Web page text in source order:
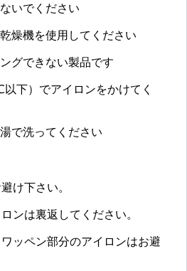
いでください
燥機を使用してください
グできない製品です
下）でアイロンをかけてく
で洗ってください
け下さい。
ンは裏返してください。
ッペン部分のアイロンはお避